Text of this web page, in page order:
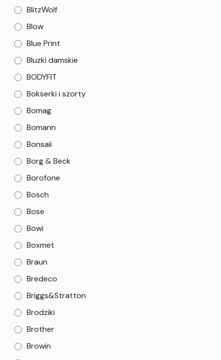
BlitzWolf
Blow
Blue Print
Bluzki damskie
BODYFIT
Bokserki i szorty
Bomag
Bomann
Bonsaii
Borg & Beck
Borofone
Bosch
Bose
Bowi
Boxmet
Braun
Bredeco
Briggs&Stratton
Brodziki
Brother
Browin